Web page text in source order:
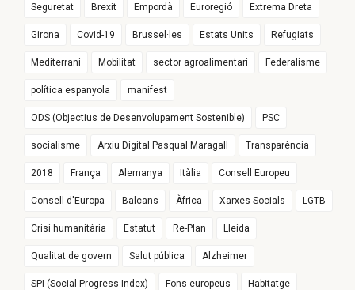
Seguretat Brexit Empordà Euroregió Extrema Dreta
Girona Covid-19 Brussel·les Estats Units Refugiats
Mediterrani Mobilitat sector agroalimentari Federalisme
política espanyola manifest
ODS (Objectius de Desenvolupament Sostenible) PSC
socialisme Arxiu Digital Pasqual Maragall Transparència
2018 França Alemanya Itàlia Consell Europeu
Consell d'Europa Balcans Àfrica Xarxes Socials LGTB
Crisi humanitària Estatut Re-Plan Lleida
Qualitat de govern Salut pública Alzheimer
SPI (Social Progress Index) Fons europeus Habitatge